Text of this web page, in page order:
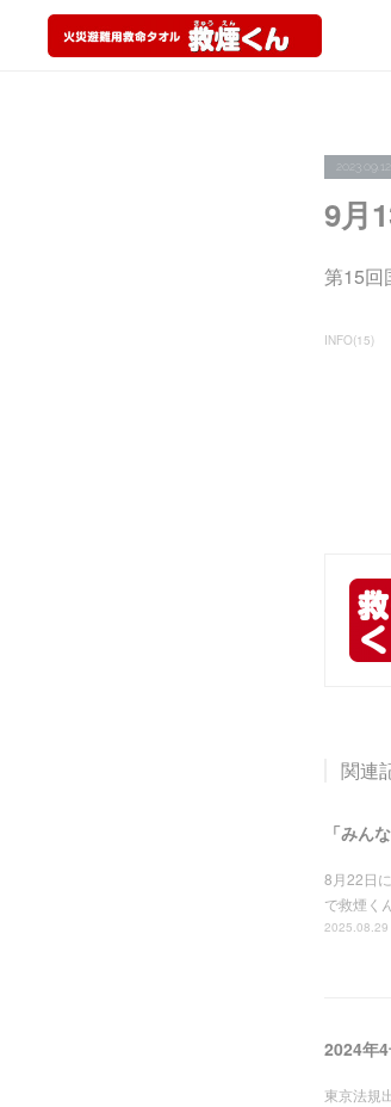
9月
第15回
INFO(15)
関連
「みん
8月22日
で救煙く
2025.08.29
2024年
東京法規